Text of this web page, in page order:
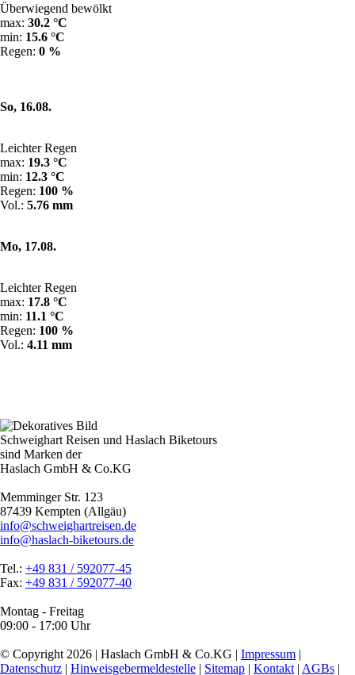
Überwiegend bewölkt
max: 30.2 °C
min: 15.6 °C
Regen: 0 %
So, 16.08.
Leichter Regen
max: 19.3 °C
min: 12.3 °C
Regen: 100 %
Vol.: 5.76 mm
Mo, 17.08.
Leichter Regen
max: 17.8 °C
min: 11.1 °C
Regen: 100 %
Vol.: 4.11 mm
Schweighart Reisen und Haslach Biketours
sind Marken der
Haslach GmbH & Co.KG
Memminger Str. 123
87439 Kempten (Allgäu)
info@schweighartreisen.de
info@haslach-biketours.de
Tel.: +49 831 / 592077-45
Fax: +49 831 / 592077-40
Montag - Freitag
09:00 - 17:00 Uhr
© Copyright 2026 | Haslach GmbH & Co.KG | Impressum |
Datenschutz | Hinweisgebermeldestelle | Sitemap | Kontakt | AGBs |